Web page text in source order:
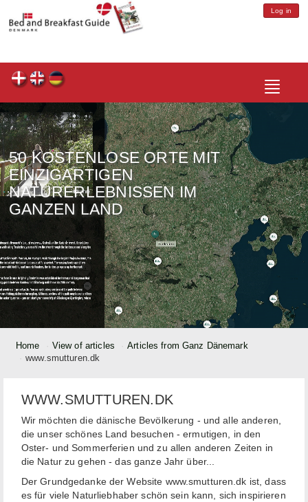
Log in
Toggle
50 KOSTENLOSE ORTE MIT
EINZIGARTIGEN
NATURERLEBNISSEN IM
GANZEN LAND
Home View of articles
Articles from Ganz Dänemark
www.smutturen.dk
WWW.SMUTTUREN.DK
Wir möchten die dänische Bevölkerung - und alle anderen,
die unser schönes Land besuchen - ermutigen, in den
Oster- und Sommerferien und zu allen anderen Zeiten in
die Natur zu gehen - das ganze Jahr über...
Der Grundgedanke der Website www.smutturen.dk ist, dass
es für viele Naturliebhaber schön sein kann, sich inspirieren